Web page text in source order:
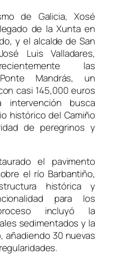
de Galicia, Xosé
de la Xunta en
y el alcalde de San
Luis Valladares,
las
Mandrás, un
casi 145,000 euros
busca
histórico del Camiño
de peregrinos y
el pavimento
el río Barbantiño,
histórica y
para los
incluyó la
sedimentados y la
añadiendo 30 nuevas